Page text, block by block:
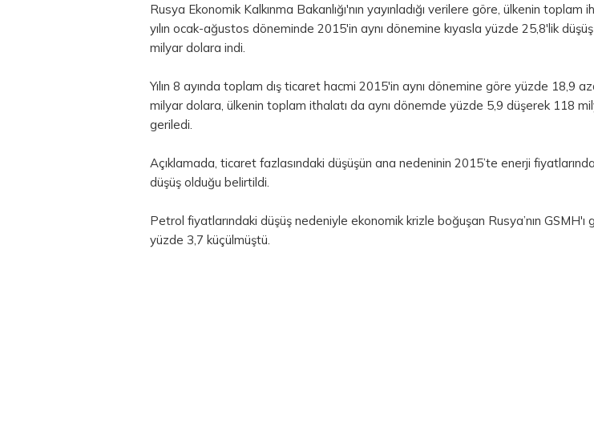
Rusya Ekonomik Kalkınma Bakanlığı'nın yayınladığı verilere göre, ülkenin toplam
yılın ocak-ağustos döneminde 2015'in aynı dönemine kıyasla yüzde 25,8'lik
milyar dolara indi.
Yılın 8 ayında toplam dış ticaret hacmi 2015'in aynı dönemine göre yüzde 18,9
milyar dolara, ülkenin toplam ithalatı da aynı dönemde yüzde 5,9 düşerek 118
geriledi.
Açıklamada, ticaret fazlasındaki düşüşün ana nedeninin 2015’te enerji
düşüş olduğu belirtildi.
Petrol fiyatlarındaki düşüş nedeniyle ekonomik krizle boğuşan Rusya’nın GSMH'ı
yüzde 3,7 küçülmüştü.